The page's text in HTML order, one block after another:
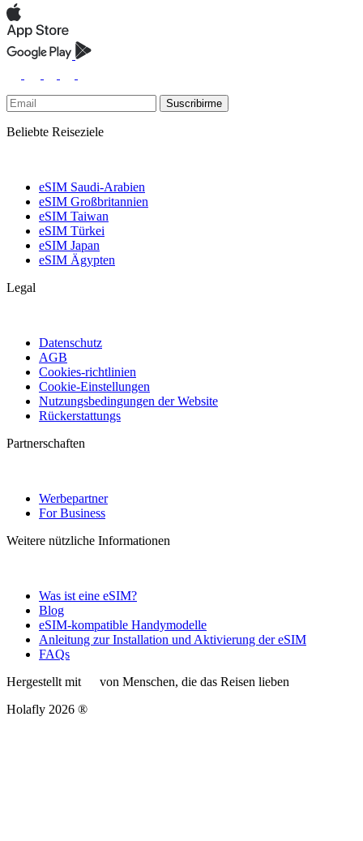
Suscribirme
Beliebte Reiseziele
eSIM Saudi-Arabien
eSIM Großbritannien
eSIM Taiwan
eSIM Türkei
eSIM Japan
eSIM Ägypten
Legal
Datenschutz
AGB
Cookies-richtlinien
Cookie-Einstellungen
Nutzungsbedingungen der Website
Rückerstattungs
Partnerschaften
Werbepartner
For Business
Weitere nützliche Informationen
Was ist eine eSIM?
Blog
eSIM-kompatible Handymodelle
Anleitung zur Installation und Aktivierung der eSIM
FAQs
Hergestellt mit
von Menschen, die das Reisen lieben
Holafly 2026 ®